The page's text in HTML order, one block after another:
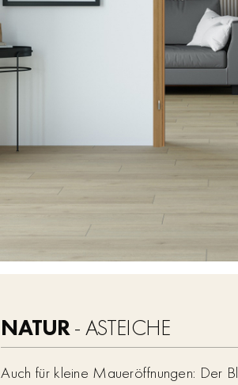
NATUR- ASTEICHE
Auch für kleine Maueröffnungen: Der